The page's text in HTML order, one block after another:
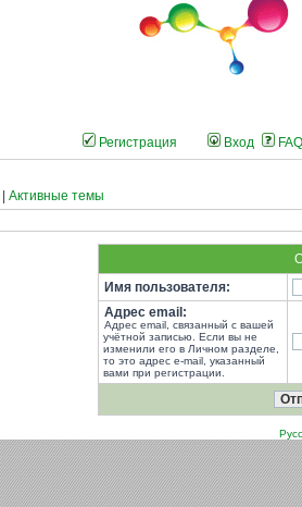
Регистрация Вход FAQ
Активные темы
Имя пользователя:
Адрес email:
Адрес email, связанный с вашей
учётной записью. Если вы не
изменили его в Личном разделе,
то это адрес e-mail, указанный
вами при регистрации.